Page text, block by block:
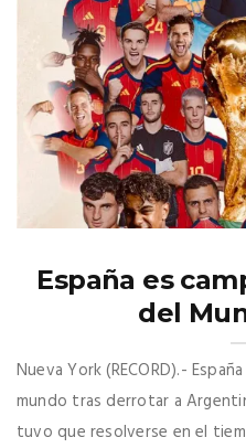
España es
del
Nueva York (RECORD).-
mundo tras derrotar a
tuvo que resolverse en el